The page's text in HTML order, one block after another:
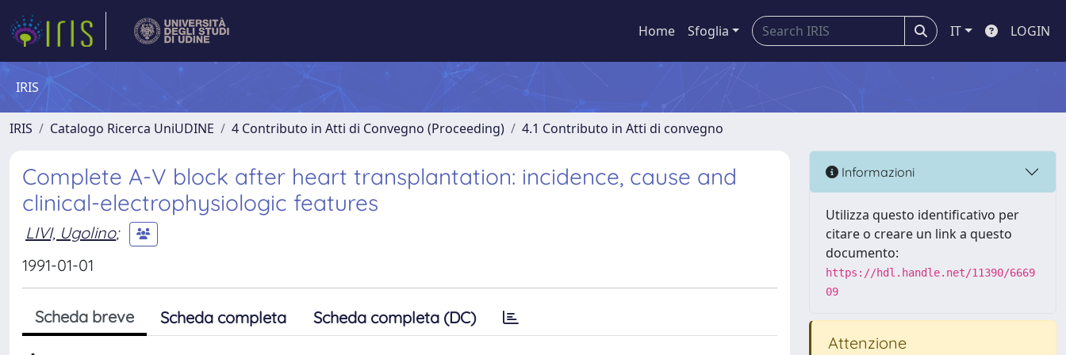
Home Sfoglia IT LOGIN
IRIS
IRIS Catalogo Ricerca UniUDINE 4 Contributo in Atti di Convegno (Proceeding) 4.1 Contributo in Atti di convegno
Complete A-V block after heart transplantation: incidence, cause and
clinical-electrophysiologic features
LIVI, Ugolino;
1991-01-01
Scheda breve Scheda completa Scheda completa (DC)
Informazioni
Utilizza questo identificativo per
citare o creare un link a questo
documento:
https://hdl.handle.net/11390/6669
09
Attenzione